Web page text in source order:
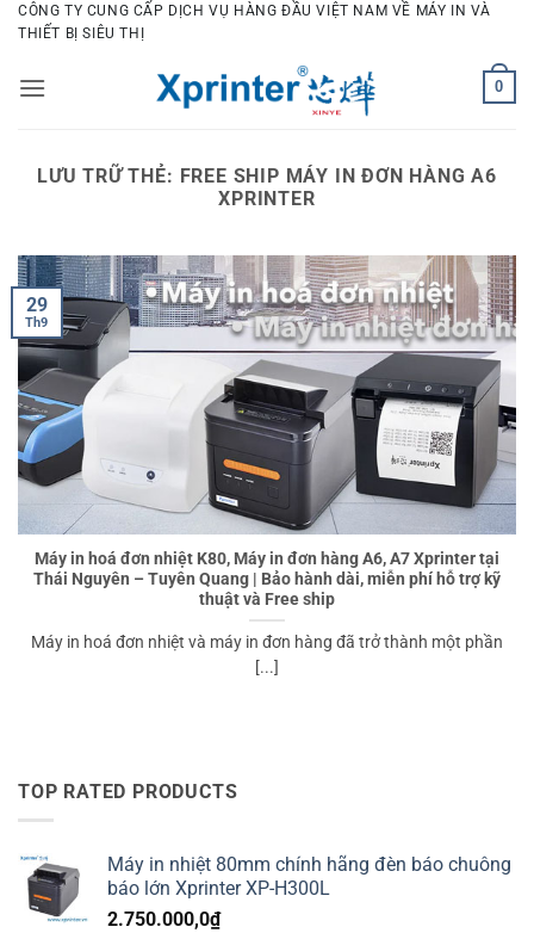
Bỏ
qua
dung
CÔNG TY CUNG CẤP DỊCH VỤ HÀNG ĐẦU VIỆT NAM VỀ MÁY IN VÀ
THIẾT BỊ SIÊU THỊ
0
LƯU TRỮ THẺ: FREE SHIP MÁY IN ĐƠN HÀNG A6
XPRINTER
Máy in hoá đơn nhiệt K80, Máy in đơn hàng A6, A7 Xprinter tại
Thái Nguyên – Tuyên Quang | Bảo hành dài, miễn phí hỗ trợ kỹ
thuật và Free ship
Máy in hoá đơn nhiệt và máy in đơn hàng đã trở thành một phần
[...]
29
Th9
TOP RATED PRODUCTS
Máy in nhiệt 80mm chính hãng đèn báo chuông
báo lớn Xprinter XP-H300L
2.750.000,0₫